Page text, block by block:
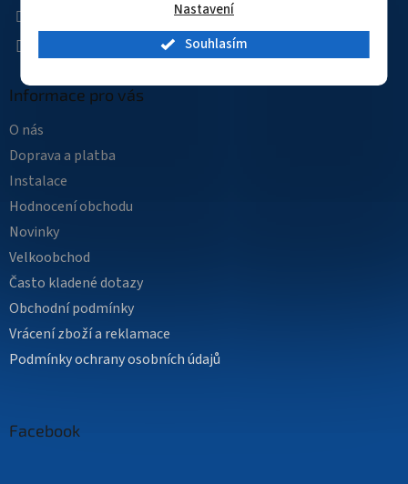
Nastavení
Souhlasím
YouTube
Informace pro vás
O nás
Doprava a platba
Instalace
Hodnocení obchodu
Novinky
Velkoobchod
Často kladené dotazy
Obchodní podmínky
Vrácení zboží a reklamace
Podmínky ochrany osobních údajů
Facebook